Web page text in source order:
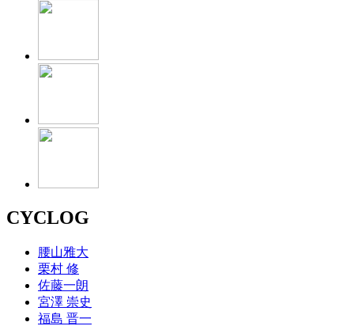
CYCLOG
腰山雅大
栗村 修
佐藤一朗
宮澤 崇史
福島 晋一